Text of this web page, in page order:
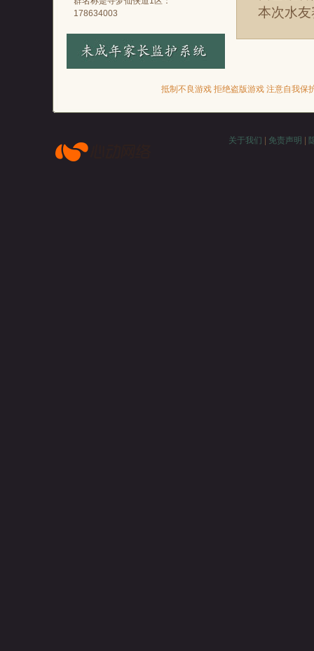
178634003
本次水
抵制不良游戏 拒绝盗版游戏 注意自我保
关于我们 免责声明